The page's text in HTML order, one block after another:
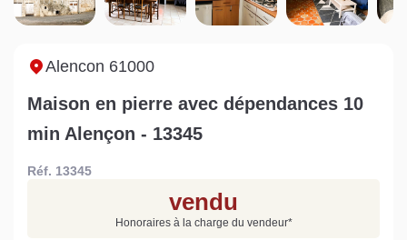
Sarthe pour booster sa
vente
quelles sont les
conséquences ?
Estimez votre bien en ligne.
Alencon 61000
Maison en pierre avec dépendances 10
min Alençon - 13345
Réf. 13345
vendu
Honoraires à la charge du vendeur*